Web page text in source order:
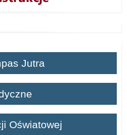
Jutra
Oświatowej